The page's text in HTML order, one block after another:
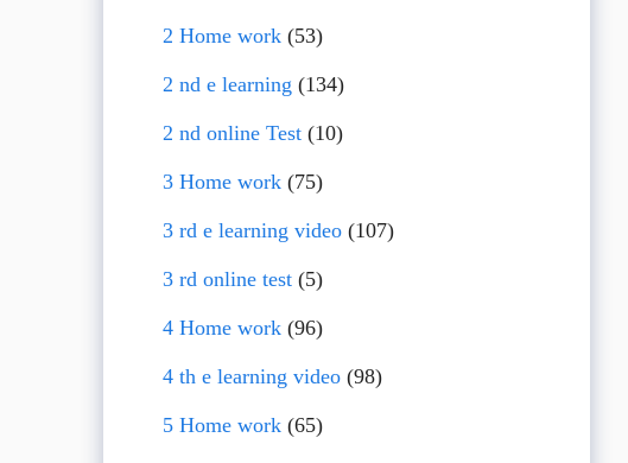
2 Home work(53)
2 nd e learning (134)
2 nd online Test(10)
3 Home work(75)
3 rd e learning video(107)
3 rd online test(5)
4 Home work(96)
4 th e learning video(98)
5 Home work(65)